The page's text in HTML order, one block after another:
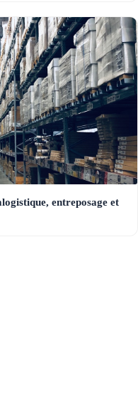
entreposage et